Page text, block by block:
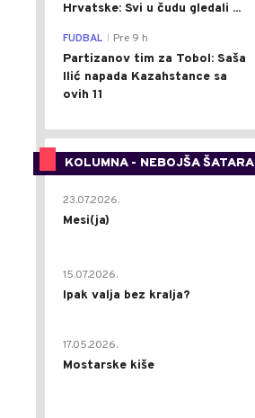
Hrvatske: Svi u čudu gledali ...
FUDBAL Pre 9 h
Partizanov tim za Tobol: Saša
Ilić napada Kazahstance sa
ovih 11
KOLUMNA - NEBOJŠA ŠATARA
23.07.2026.
Mesi(ja)
15.07.2026.
Ipak valja bez kralja?
17.05.2026.
Mostarske kiše